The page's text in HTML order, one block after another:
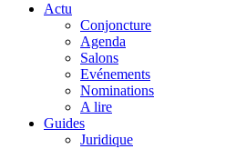
Actu
Conjoncture
Agenda
Salons
Evénements
Nominations
A lire
Guides
Juridique